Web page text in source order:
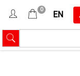
EN
0